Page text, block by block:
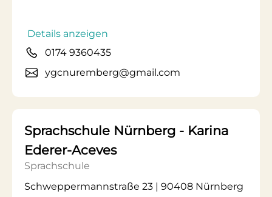
Details anzeigen
0174 9360435
ygcnuremberg@gmail.com
Sprachschule Nürnberg - Karina
Ederer-Aceves
Sprachschule
Schweppermannstraße 23 | 90408 Nürnberg